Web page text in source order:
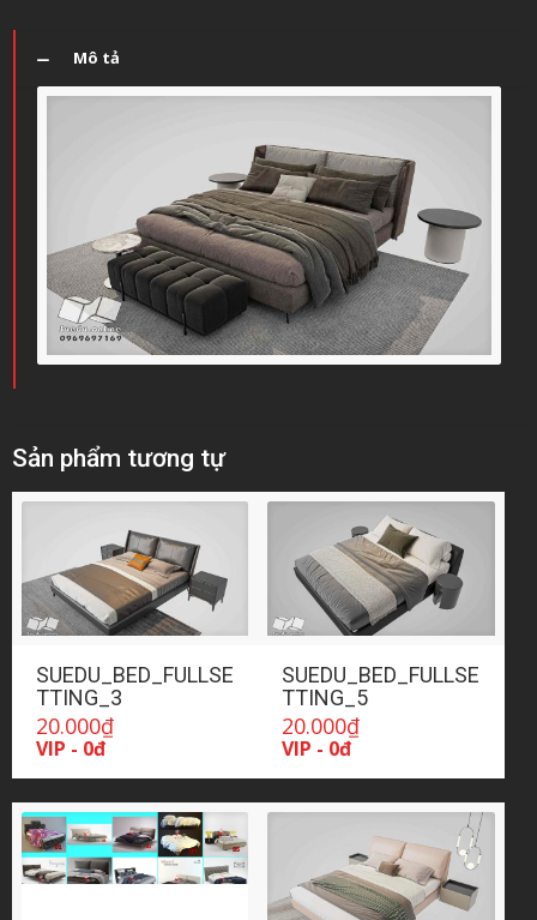
Mô tả
Sản phẩm tương tự
SUEDU_BED_FULLSE
TTING_3
20.000₫
VIP - 0đ
SUEDU_BED_FULLSE
TTING_5
20.000₫
VIP - 0đ